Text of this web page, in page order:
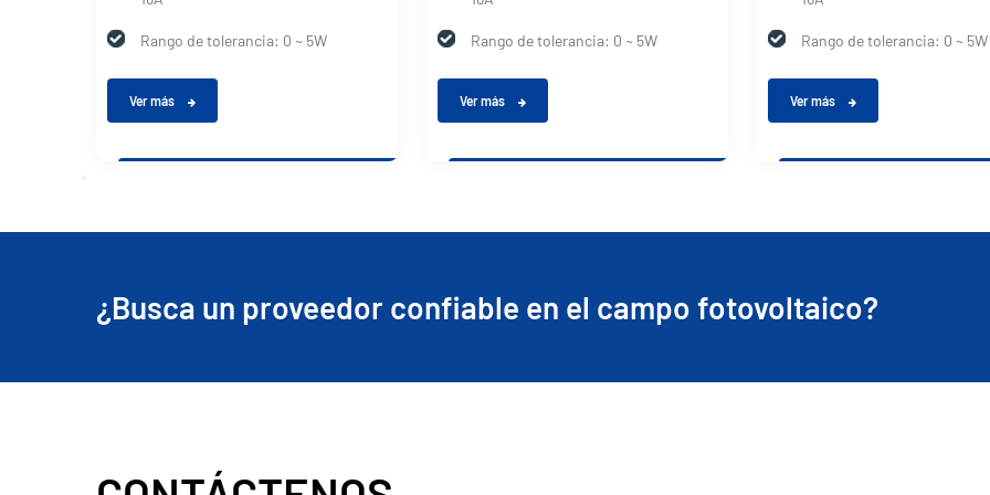
Rango de tolerancia: 0 ~ 5W
Ver más
Rango de tolerancia: 0 ~ 5W
Ver más
Rango de tolerancia: 0 ~ 5W
Ver más
¿Busca un proveedor confiable en el campo fotovoltaico?